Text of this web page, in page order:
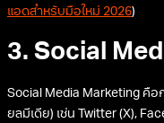
แอดสำหรับมือใหม่ 2026)
3. Social
Social Media Marketing คือ
ยลมีเดีย) เช่น Twitter (X),